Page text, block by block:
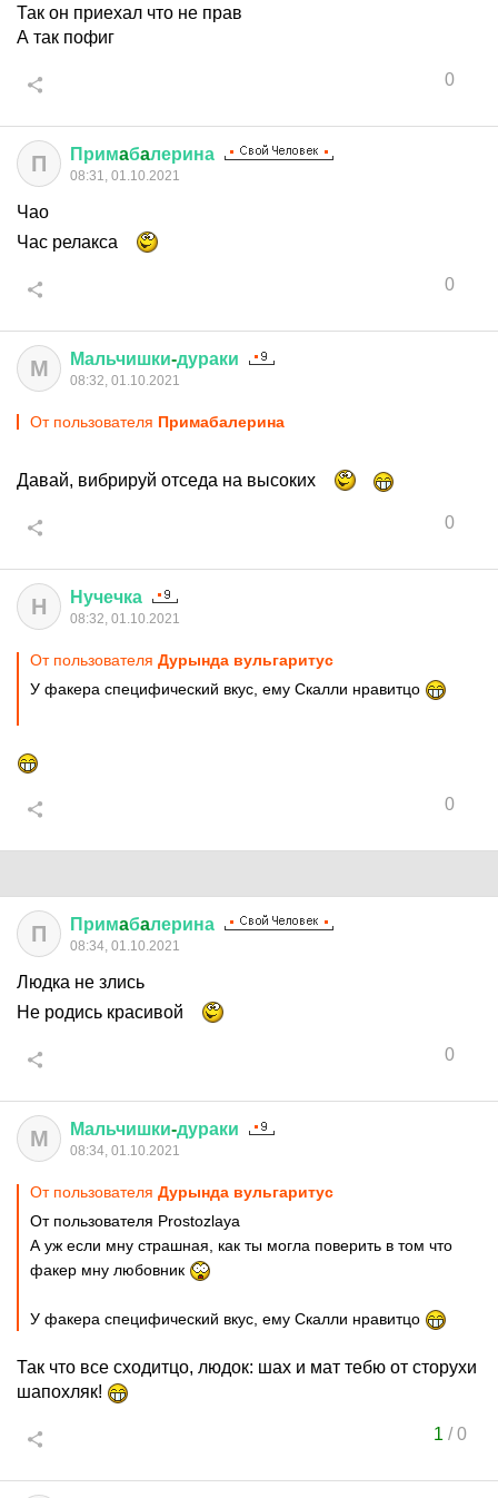
Так он приехал что не прав
А так пофиг
0
П Примaбaлерина
08:31, 01.10.2021
Чао
Час релакса
0
М Мальчишки-дураки
08:32, 01.10.2021
От пользователя Примaбaлерина
Давай, вибрируй отседа на высоких
0
Н Нучечка
08:32, 01.10.2021
От пользователя Дурында вульгаритус
У факера специфический вкус, ему Скалли нравитцо
0
П Примaбaлерина
08:34, 01.10.2021
Людка не злись
Не родись красивой
0
М Мальчишки-дураки
08:34, 01.10.2021
От пользователя Дурында вульгаритус
От пользователя Prostozlaya
А уж если мну страшная, как ты могла поверить в том что
факер мну любовник
У факера специфический вкус, ему Скалли нравитцо
Так что все сходитцо, людок: шах и мат тебю от сторухи
шапохляк!
1 /0